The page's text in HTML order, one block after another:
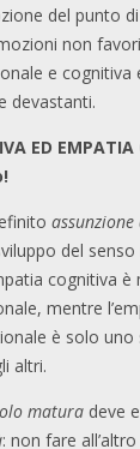
del punto
non
e cognitiva
devastanti.
ED EMPATIA
del senso
cognitiva è
mentre
è solo
altri.
matura deve
: non fare